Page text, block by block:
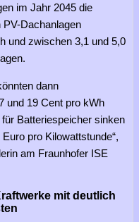
im Jahr 2045 die
Dachanlagen
und zwischen 3,1 und 5,0
dann
und 19 Cent pro kWh
Batteriespeicher sinken
pro Kilowattstunde“,
am Fraunhofer ISE
mit deutlich